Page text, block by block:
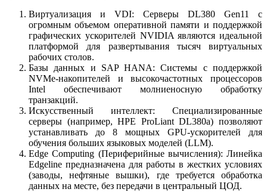
Виртуализация и VDI: Серверы DL380 Gen11 с
огромным объемом оперативной памяти и поддержкой
графических ускорителей NVIDIA являются идеальной
платформой для развертывания тысяч виртуальных
рабочих столов.
Базы данных и SAP HANA: Системы с поддержкой
NVMe-накопителей и высокочастотных процессоров
Intel обеспечивают молниеносную обработку
транзакций.
Искусственный интеллект: Специализированные
серверы (например, HPE ProLiant DL380a) позволяют
устанавливать до 8 мощных GPU-ускорителей для
обучения больших языковых моделей (LLM).
Edge Computing (Периферийные вычисления): Линейка
Edgeline предназначена для работы в жестких условиях
(заводы, нефтяные вышки), где требуется обработка
данных на месте, без передачи в центральный ЦОД.